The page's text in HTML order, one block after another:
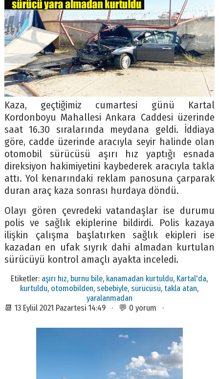
Kaza, geçtiğimiz cumartesi günü Kartal
Kordonboyu Mahallesi Ankara Caddesi üzerinde
saat 16.30 sıralarında meydana geldi. İddiaya
göre, cadde üzerinde aracıyla seyir halinde olan
otomobil sürücüsü aşırı hız yaptığı esnada
direksiyon hakimiyetini kaybederek aracıyla takla
attı. Yol kenarındaki reklam panosuna çarparak
duran araç kaza sonrası hurdaya döndü.
Olayı gören çevredeki vatandaşlar ise durumu
polis ve sağlık ekiplerine bildirdi. Polis kazaya
ilişkin çalışma başlatırken sağlık ekipleri ise
kazadan en ufak sıyrık dahi almadan kurtulan
sürücüyü kontrol amaçlı ayakta inceledi.
Etiketler: aşırı hız, burnu bile, kanamadan kurtuldu, Kartal'da,
kurtuldu, otomobilden,sebebiyle,sürücüsü, takla atan,
yaralanmadan
📆 13 Eylül 2021 Pazartesi 14:49 · 💬 0 yorum ·